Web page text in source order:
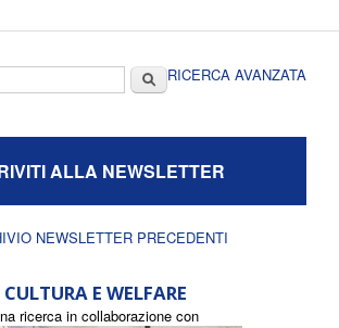
CercaRICERCA AVANZATA
ALLA NEWSLETTER
NEWSLETTER PRECEDENTI
CULTURA E WELFARE
ricerca in collaborazione con